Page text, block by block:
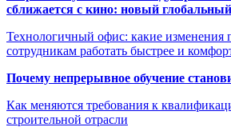
сближается с кино: новый
Технологичный офис: какие изменения
сотрудникам работать быстрее и
Почему непрерывное обучение
Как меняются требования к
строительной отрасли